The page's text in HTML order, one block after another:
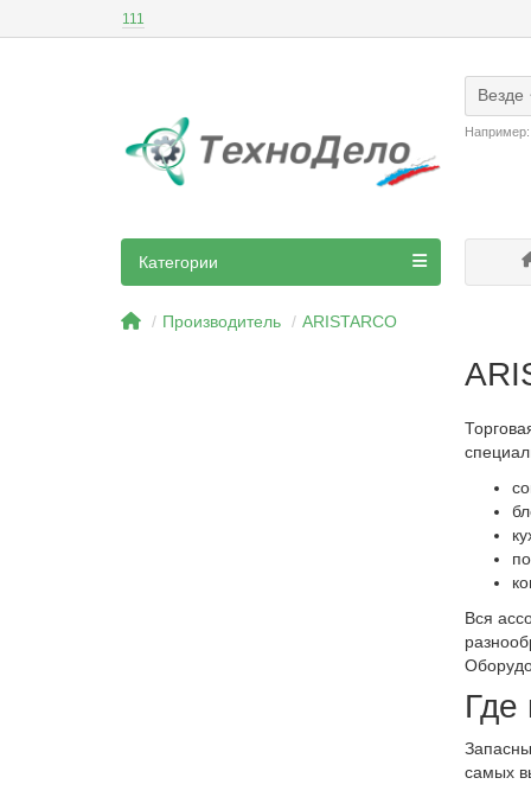
111
Везде
Категории
Производитель ARISTARCO
Вся
Где
самых